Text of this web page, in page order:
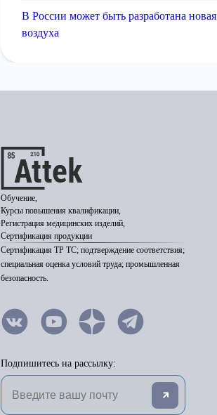
В России может быть разработана
воздуха
Обучение,
Курсы повышения квалификации,
Регистрация медицинских изделий,
Сертификация продукции
Сертификация ТР ТС; подтверждение соответствия;
специальная оценка условий труда; промышленная
безопасность.
Подпишитесь на рассылку: